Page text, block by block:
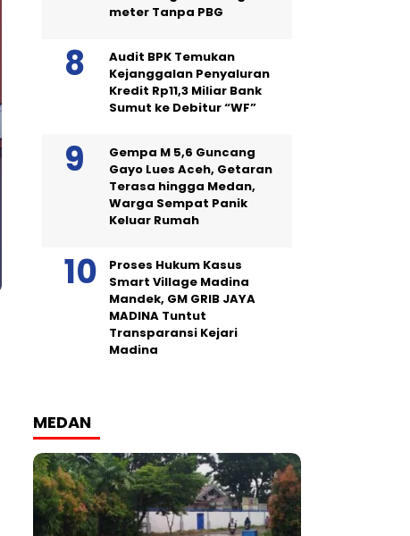
meter Tanpa PBG
Audit BPK Temukan
Kejanggalan Penyaluran
Kredit Rp11,3 Miliar Bank
Sumut ke Debitur “WF”
Gempa M 5,6 Guncang
Gayo Lues Aceh, Getaran
Terasa hingga Medan,
Warga Sempat Panik
Keluar Rumah
Proses Hukum Kasus
Smart Village Madina
Mandek, GM GRIB JAYA
MADINA Tuntut
Transparansi Kejari
Madina
MEDAN